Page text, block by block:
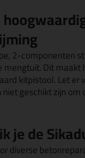
2-componenten
Dit
kitpistool. Let
geschikt zijn
je de
diverse